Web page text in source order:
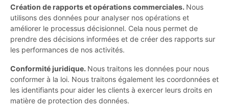
Création de rapports et opérations commerciales. Nous
utilisons des données pour analyser nos opérations et
améliorer le processus décisionnel. Cela nous permet de
prendre des décisions informées et de créer des rapports sur
les performances de nos activités.
Conformité juridique. Nous traitons les données pour nous
conformer à la loi. Nous traitons également les coordonnées et
les identifiants pour aider les clients à exercer leurs droits en
matière de protection des données.